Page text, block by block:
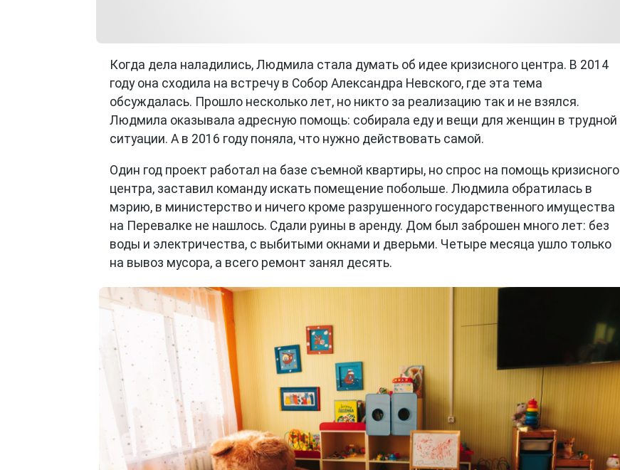
Когда дела наладились, Людмила стала думать об идее кризисного центра. В 2014
году она сходила на встречу в Собор Александра Невского, где эта тема
обсуждалась. Прошло несколько лет, но никто за реализацию так и не взялся.
Людмила оказывала адресную помощь: собирала еду и вещи для женщин в трудной
ситуации. А в 2016 году поняла, что нужно действовать самой.
Один год проект работал на базе съемной квартиры, но спрос на помощь кризисного
центра, заставил команду искать помещение побольше. Людмила обратилась в
мэрию, в министерство и ничего кроме разрушенного государственного имущества
на Перевалке не нашлось. Сдали руины в аренду. Дом был заброшен много лет: без
воды и электричества, с выбитыми окнами и дверьми. Четыре месяца ушло только
на вывоз мусора, а всего ремонт занял десять.